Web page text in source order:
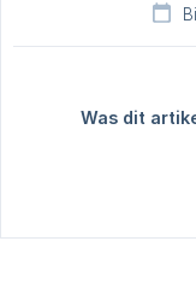
Was dit